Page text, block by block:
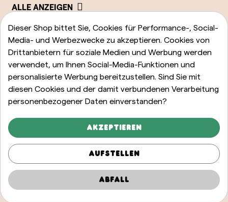
ALLE ANZEIGEN
Dieser Shop bittet Sie, Cookies für Performance-, Social-
Media- und Werbezwecke zu akzeptieren. Cookies von
Drittanbietern für soziale Medien und Werbung werden
verwendet, um Ihnen Social-Media-Funktionen und
personalisierte Werbung bereitzustellen. Sind Sie mit
diesen Cookies und der damit verbundenen Verarbeitung
personenbezogener Daten einverstanden?
Akzeptieren
Aufstellen
Abfall